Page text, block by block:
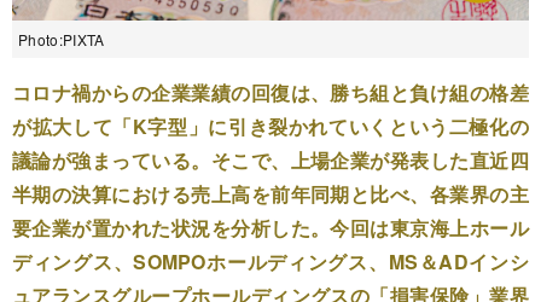
Photo:PIXTA
コロナ禍からの企業業績の回復は、勝ち組と負け組の格差
が拡大して「K字型」に引き裂かれていくという二極化の
議論が強まっている。そこで、上場企業が発表した直近四
半期の決算における売上高を前年同期と比べ、各業界の主
要企業が置かれた状況を分析した。今回は東京海上ホール
ディングス、SOMPOホールディングス、MS＆ADインシ
ュアランスグループホールディングスの「損害保険」業界